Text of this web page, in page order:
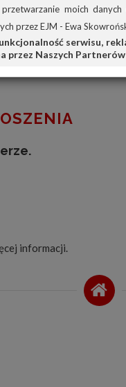
moich
przez EJM - Ewa
serwisu,
przez Naszych
informacji.